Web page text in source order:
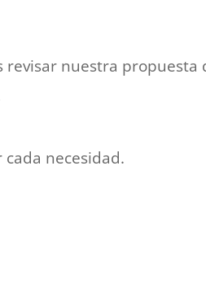
revisar nuestra propuesta
necesidad.